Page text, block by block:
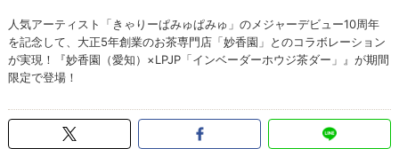
人気アーティスト「きゃりーぱみゅぱみゅ」のメジャーデビュー10周年
を記念して、大正5年創業のお茶専門店「妙香園」とのコラボレーション
が実現！『妙香園（愛知）×LPJP「インベーダーホウジ茶ダー」』が期間
限定で登場！